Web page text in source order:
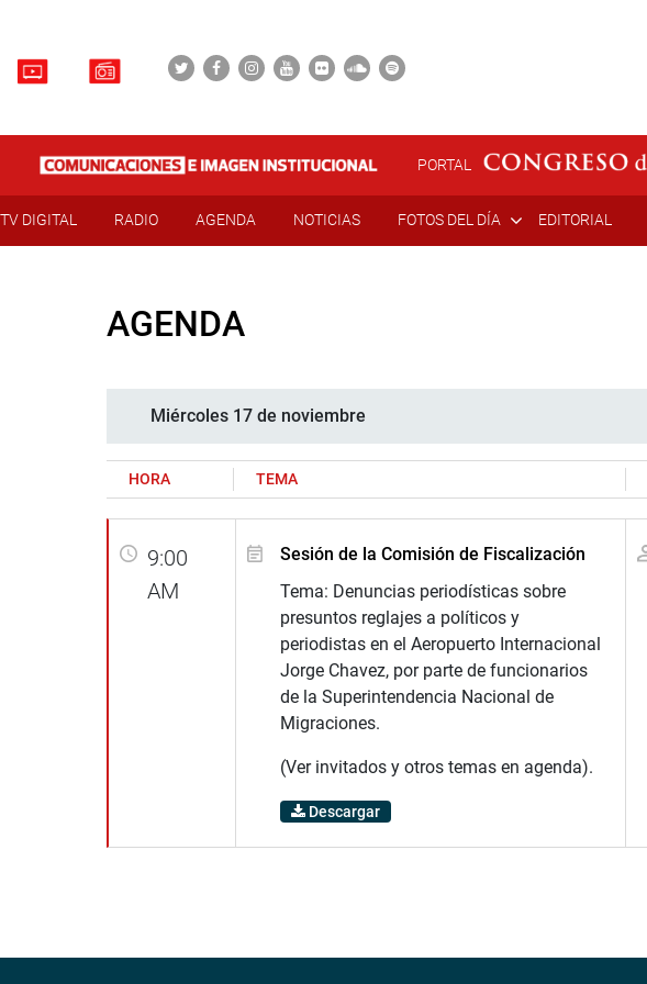
PORTAL
TV DIGITAL RADIO AGENDA NOTICIAS FOTOS DEL DÍA EDITORIAL
AGENDA
Miércoles 17 de noviembre
HORA TEMA
9:00
AM
Sesión de la Comisión de Fiscalización
Tema: Denuncias periodísticas sobre
presuntos reglajes a políticos y
periodistas en el Aeropuerto Internacional
Jorge Chavez, por parte de funcionarios
de la Superintendencia Nacional de
Migraciones.
(Ver invitados y otros temas en agenda).
Descargar